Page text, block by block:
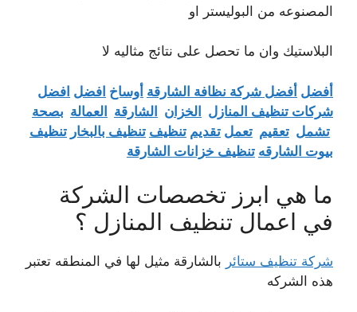
المصنوعه من البوليستر او
البلاستيك وان ما تحصل على نتائج مثاليه لا
أفضل أفضل شركة نظافة الشارقة أوساخ افضل افضل
شركات تنظيف المنازل الخزان الشارقة العمالة بصحة
تشمل تعقيم تعمل تقديم تنظيف تنظيف بالبخار تنظيف
بيوت الشارقه تنظيف خزانات الشارقة
ما هي ابرز تخصصات الشركة
في اعمال تنظيف المنازل ؟
شركة تنظيف ستائر بالشارقة مثيل لها في المنطقه تعتبر
هذه الشركه